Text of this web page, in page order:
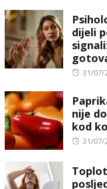
dijeli
Posted
31/07/
nije
kod
Posted
31/07/